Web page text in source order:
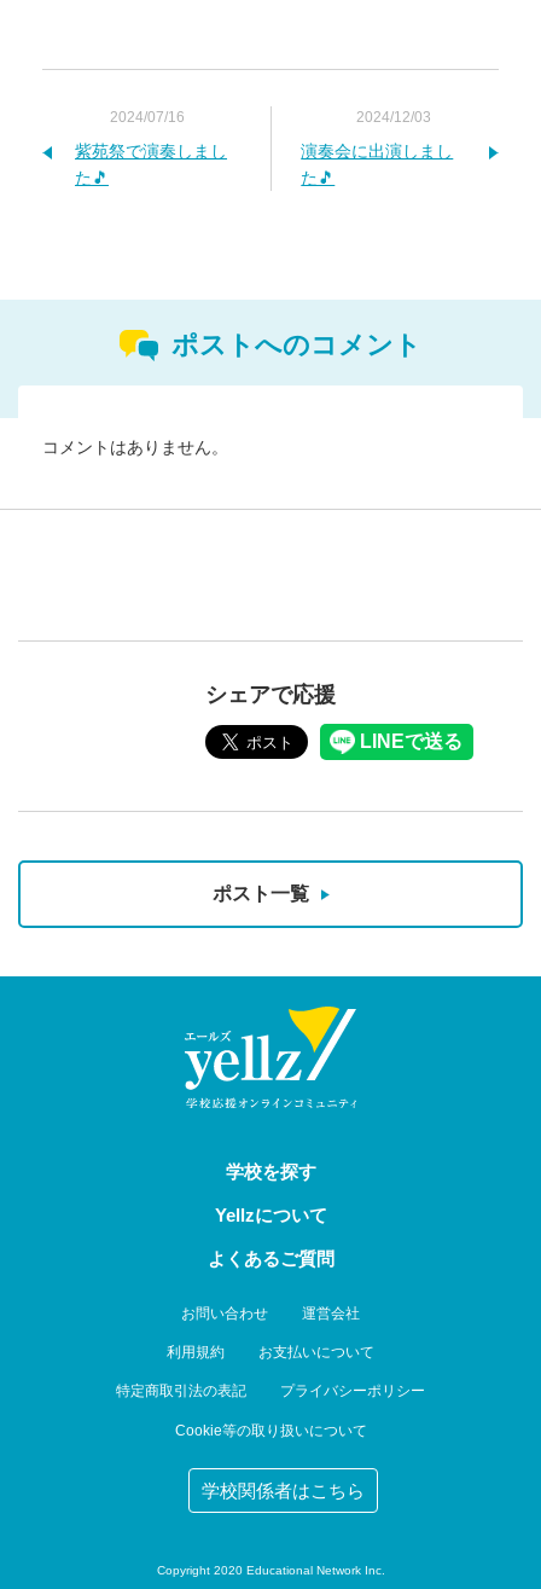
2024/07/16
紫苑祭で演奏しまし
た🎵
2024/12/03
演奏会に出演しまし
た🎵
ポストへのコメント
コメントはありません。
シェアで応援
ポスト一覧
学校を探す
Yellzについて
よくあるご質問
お問い合わせ 運営会社
利用規約 お支払いについて
特定商取引法の表記 プライバシーポリシー
Cookie等の取り扱いについて
学校関係者はこちら
Copyright 2020 Educational Network Inc.